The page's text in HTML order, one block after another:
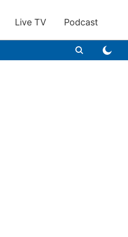
Live TV Podcast